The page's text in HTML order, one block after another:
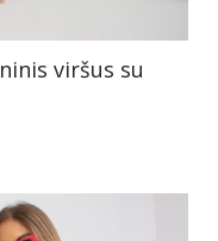
viršus su